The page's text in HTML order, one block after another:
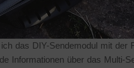
das DIY-Sendemodul mit
Informationen über das Multi-